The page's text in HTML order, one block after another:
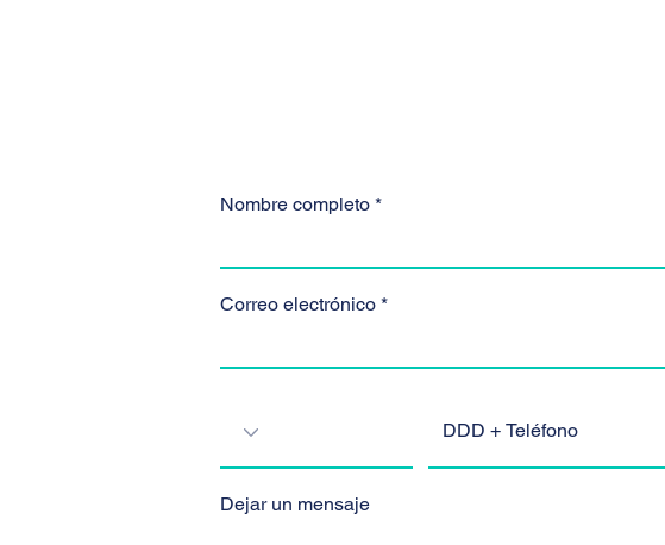
Nombre completo
Correo electrónico
Dejar un mensaje